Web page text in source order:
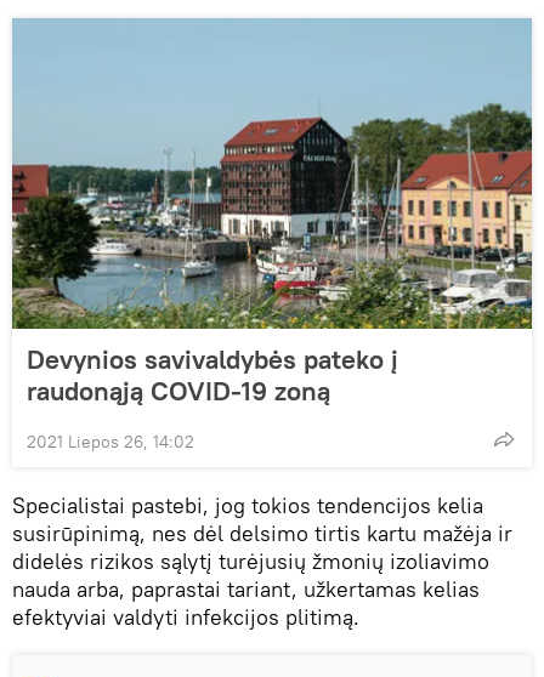
Devynios savivaldybės pateko į
raudonąją COVID-19 zoną
2021 Liepos 26, 14:02
Specialistai pastebi, jog tokios tendencijos kelia
susirūpinimą, nes dėl delsimo tirtis kartu mažėja ir
didelės rizikos sąlytį turėjusių žmonių izoliavimo
nauda arba, paprastai tariant, užkertamas kelias
efektyviai valdyti infekcijos plitimą.